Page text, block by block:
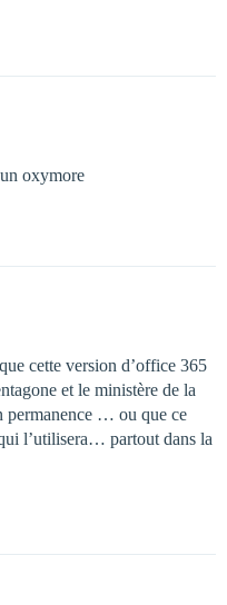
oxymore
cette version d’office 365
et le ministère de la
permanence … ou que ce
l’utilisera… partout dans la